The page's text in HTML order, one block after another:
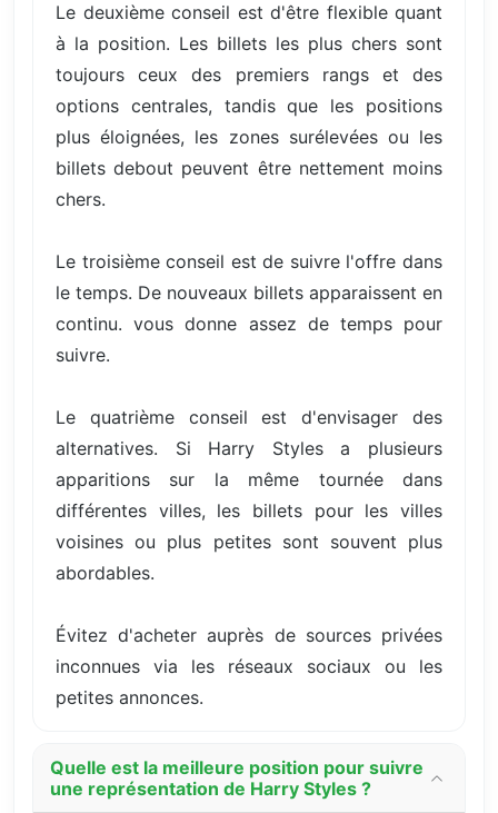
Le deuxième conseil est d'être flexible quant
à la position. Les billets les plus chers sont
toujours ceux des premiers rangs et des
options centrales, tandis que les positions
plus éloignées, les zones surélevées ou les
billets debout peuvent être nettement moins
chers.
Le troisième conseil est de suivre l'offre dans
le temps. De nouveaux billets apparaissent en
continu. vous donne assez de temps pour
suivre.
Le quatrième conseil est d'envisager des
alternatives. Si Harry Styles a plusieurs
apparitions sur la même tournée dans
différentes villes, les billets pour les villes
voisines ou plus petites sont souvent plus
abordables.
Évitez d'acheter auprès de sources privées
inconnues via les réseaux sociaux ou les
petites annonces.
Quelle est la meilleure position pour suivre
une représentation de Harry Styles ?